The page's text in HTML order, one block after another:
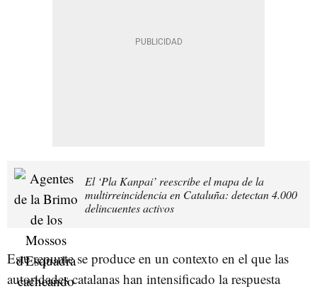
El ‘Pla Kanpai’ reescribe el mapa de la
multirreincidencia en Cataluña: detectan 4.000
delincuentes activos
Este repunte se produce en un contexto en el que las
autoridades catalanas han intensificado la respuesta